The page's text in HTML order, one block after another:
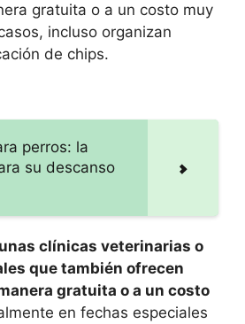
gratuita o a un costo muy
incluso organizan
de chips.
perros: la
su descanso
clínicas veterinarias o
que también ofrecen
gratuita o a un costo
en fechas especiales